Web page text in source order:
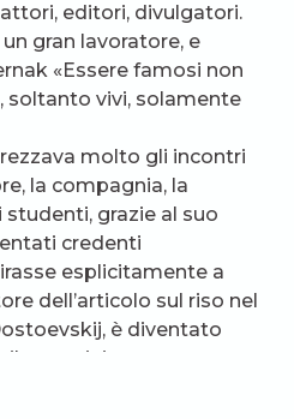
editori, divulgatori.
gran lavoratore, e
«Essere famosi non
soltanto vivi, solamente
molto gli incontri
la compagnia, la
grazie al suo
credenti
esplicitamente a
dell’articolo sul riso nel
è diventato
il suo ministero non